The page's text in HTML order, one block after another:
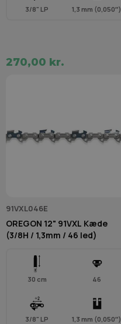
3/8" LP 1,3 mm (0,050″)
270,00 kr.
91VXL046E
OREGON 12" 91VXL Kæde
(3/8H / 1,3mm / 46 led)
30 cm 46
3/8" LP 1,3 mm (0,050″)